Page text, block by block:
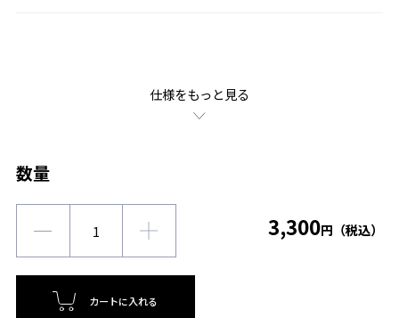
仕様をもっと見る
数量
3,300円（税込）
カートに入れる